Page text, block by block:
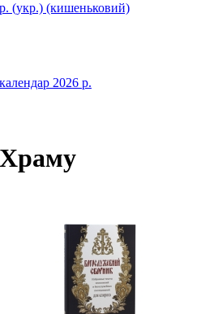
(укр.) (кишеньковий)
2026 р.